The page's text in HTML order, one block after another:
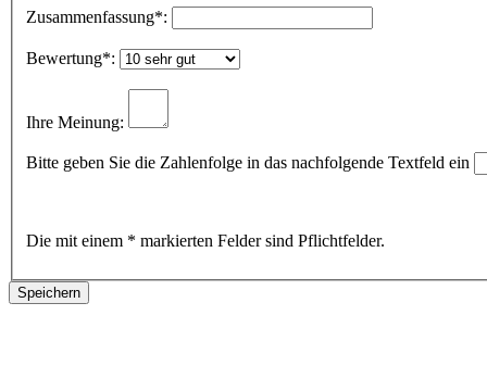
Zusammenfassung*:
Bewertung*:
Ihre Meinung:
Bitte geben Sie die Zahlenfolge in das nachfolgende Textfeld ein
Die mit einem * markierten Felder sind Pflichtfelder.